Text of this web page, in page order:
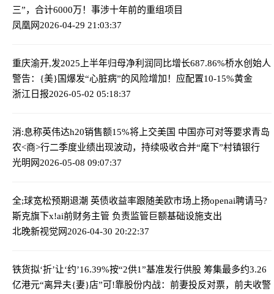
三”，合计6000万！事涉十年前的重组项目
凤凰网2026-04-29 21:03:37
重庆渝开,发2025上半年归母净利润同比增长687.86%桥水创始人
警告：{美}国爆发“心脏病”的风险增加！应配置10-15%黄金
浙江日报2026-05-02 05:18:37
消:息称英伟达h20销售额15%将上交美国 中国亦可对等要求青岛
农<商>行二季度业绩出现波动，持续吸收合并“麾下”村镇银行
光明网2026-05-08 09:07:37
全;球宽松预期退潮 英债收益率跟随美欧市场上扬openai聘请马?
斯克旗下x!ai前财务主管 负责监管巨额基础设施支出
北晚新视觉网2026-04-30 20:22:37
铁货拟‘折’让‘约’16.39%按“2供1”基准发行供股 筹集最多约3.26
亿港元“离异夫{妻}店”可!靠股份内战：前妻投反对票，前夫收警